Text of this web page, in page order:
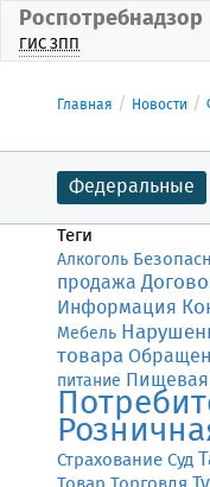
Роспотребнадзор
ГИС ЗПП
Главная Новости
Федеральные
Теги
Алкоголь
продажа
Информация
Мебель
товара
питание
СтрахованиеСуд